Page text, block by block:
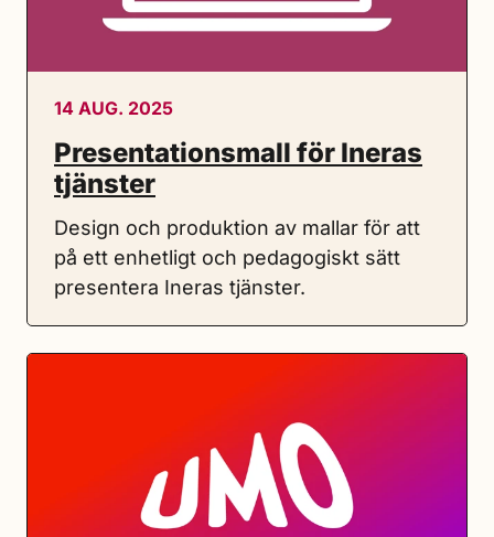
14 AUG. 2025
Presentationsmall för Ineras
tjänster
Design och produktion av mallar för att
på ett enhetligt och pedagogiskt sätt
presentera Ineras tjänster.